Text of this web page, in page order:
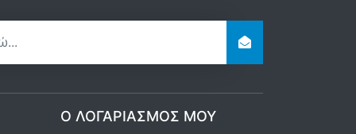
Ο ΛΟΓΑΡΙΑΣΜΌΣ ΜΟΥ